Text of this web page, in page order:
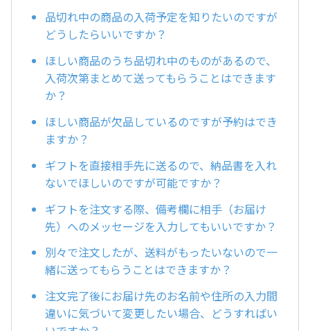
品切れ中の商品の入荷予定を知りたいのですが
どうしたらいいですか？
ほしい商品のうち品切れ中のものがあるので、
入荷次第まとめて送ってもらうことはできます
か？
ほしい商品が欠品しているのですが予約はでき
ますか？
ギフトを直接相手先に送るので、納品書を入れ
ないでほしいのですが可能ですか？
ギフトを注文する際、備考欄に相手（お届け
先）へのメッセージを入力してもいいですか？
別々で注文したが、送料がもったいないので一
緒に送ってもらうことはできますか？
注文完了後にお届け先のお名前や住所の入力間
違いに気づいて変更したい場合、どうすればい